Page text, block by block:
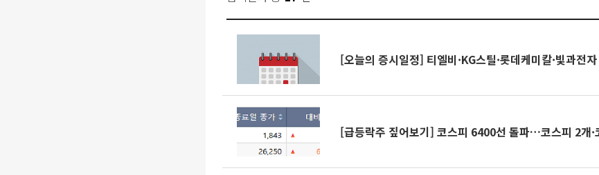
[오늘의 증시일정] 티엘비·KG스틸·롯데케미칼·빛과전
[급등락주 짚어보기] 코스피 6400선 돌파…코스피 2개